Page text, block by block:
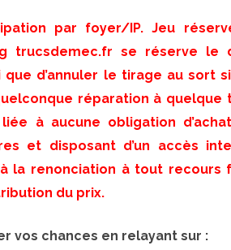
par foyer/IP. Jeu
trucsdemec.fr se réserve
d’annuler le tirage au sort
réparation à
à aucune obligation
et disposant d’un accès
la renonciation à tout recours
du prix.
vos chances en relayant sur :